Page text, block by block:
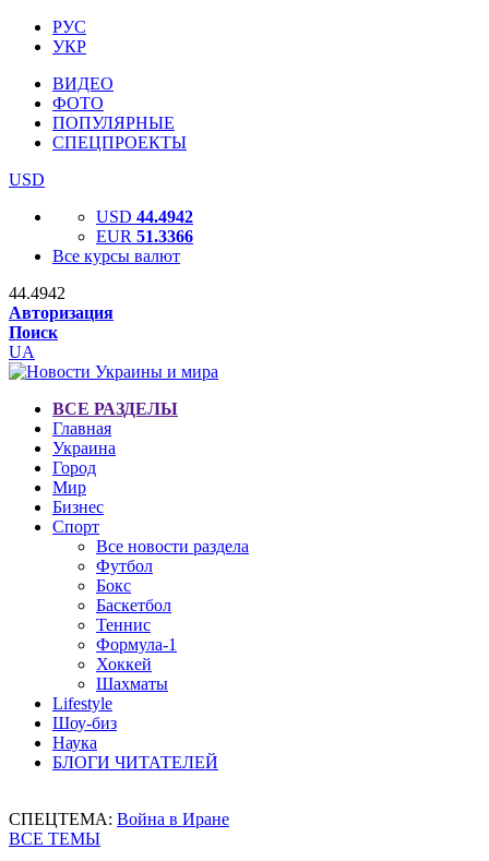
РУС
УКР
ВИДЕО
ФОТО
ПОПУЛЯРНЫЕ
СПЕЦПРОЕКТЫ
USD
USD 44.4942
EUR 51.3366
Все курсы валют
44.4942
Авторизация
Поиск
UA
ВСЕ РАЗДЕЛЫ
Главная
Украина
Город
Мир
Бизнес
Спорт
Все новости раздела
Футбол
Бокс
Баскетбол
Теннис
Формула-1
Хоккей
Шахматы
Lifestyle
Шоу-биз
Наука
БЛОГИ ЧИТАТЕЛЕЙ
СПЕЦТЕМА: Война в Иране
ВСЕ ТЕМЫ